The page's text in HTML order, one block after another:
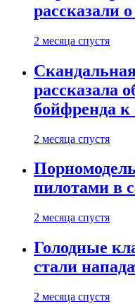
рассказали
2 месяца спустя
рассказала
бойфренда к
2 месяца спустя
Порномодель
пилотами в
2 месяца спустя
Голодные
стали
2 месяца спустя